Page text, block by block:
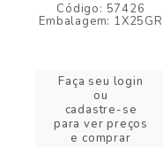
Código: 57426
Embalagem: 1X25GR
Faça seu login
ou
cadastre-se
para ver preços
e comprar